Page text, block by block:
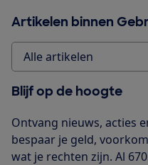
Artikelen binnen
Alle artikelen
Blijf op de hoogte
Ontvang nieuws, acties
bespaar je geld,
wat je rechten zijn. Al